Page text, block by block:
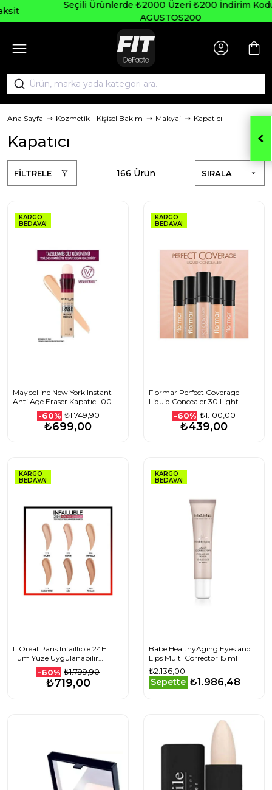
Seçili Ürünlerde ₺2000 Üzeri ₺200 İndirim Kodu:
AGUSTOS200
Ana Sayfa Kozmetik - Kişisel Bakım Makyaj Kapatıcı
Kapatıcı
FİLTRELE SIRALA
166 Ürün
KARGO
BEDAVA!
Maybelline New York Instant
Anti Age Eraser Kapatıcı-00
-60% ₺1.749,90
₺699,00
KARGO
BEDAVA!
Flormar Perfect Coverage
Liquid Concealer 30 Light
-60% ₺1.100,00
₺439,00
KARGO
BEDAVA!
L'Oréal Paris Infaillible 24H
Tüm Yüze Uygulanabilir
Kapatıcı - 326 Vanilla
-60% ₺1.799,90
₺719,00
KARGO
BEDAVA!
Babe HealthyAging Eyes and
Lips Multi Corrector 15 ml
₺2.136,00
Sepette ₺1.986,48